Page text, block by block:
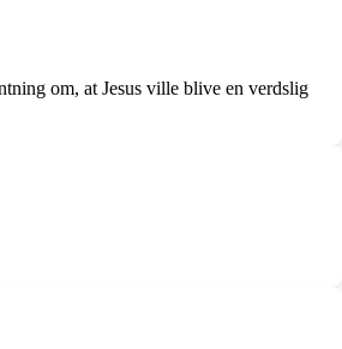
om, at Jesus ville blive en verdslig